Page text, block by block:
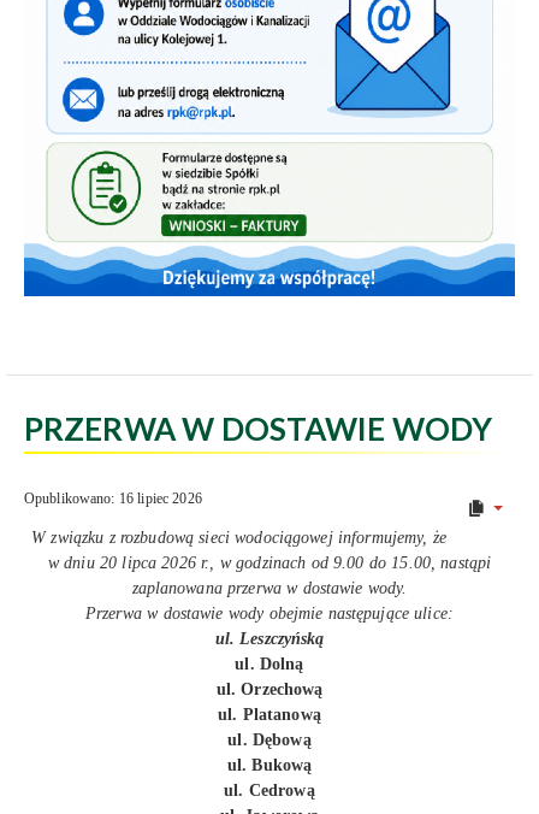
PRZERWA W DOSTAWIE WODY
Opublikowano: 16 lipiec 2026
W związku z rozbudową sieci wodociągowej informujemy, że
w dniu 20 lipca 2026 r., w godzinach od 9.00 do 15.00, nastąpi
zaplanowana przerwa w dostawie wody.
Przerwa w dostawie wody obejmie następujące ulice:
ul. Leszczyńską
ul. Dolną
ul. Orzechową
ul. Platanową
ul. Dębową
ul. Bukową
ul. Cedrową